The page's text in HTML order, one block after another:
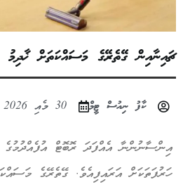
ޗައިނާއިން ގޭތެރޭގެ މަސައްކަތަށް ޚާދިމު
ކާފު ނިއުސް ޓީމް 30 މެއި 2026
އިންސާނުންނާ އެއްފަދަ ރޮބޮޓް
ހަރުފަތަކަށް އަރައިފިއެވެ. ގޭތެރޭގެ